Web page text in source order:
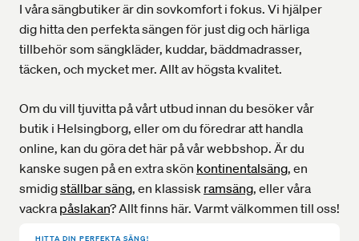
I våra sängbutiker är din sovkomfort i fokus. Vi hjälper
dig hitta den perfekta sängen för just dig och härliga
tillbehör som sängkläder, kuddar, bäddmadrasser,
täcken, och mycket mer. Allt av högsta kvalitet.
Om du vill tjuvitta på vårt utbud innan du besöker vår
butik i Helsingborg, eller om du föredrar att handla
online, kan du göra det här på vår webbshop. Är du
kanske sugen på en extra skön kontinentalsäng, en
smidigställbar säng, en klassisk ramsäng, eller våra
vackra påslakan? Allt finns här. Varmt välkommen till oss!
HITTA DIN PERFEKTA SÄNG!